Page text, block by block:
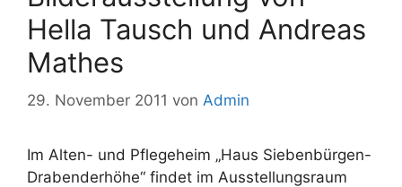
Hella Tausch und Andreas
Mathes
29. November 2011 von Admin
Im Alten- und Pflegeheim „Haus Siebenbürgen-
Drabenderhöhe“ findet im Ausstellungsraum